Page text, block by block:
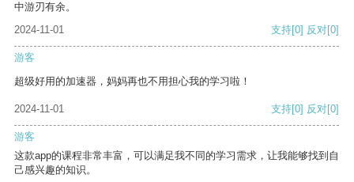
中游刃有余。
2024-11-01
支持[0] 反对[0]
游客
超级好用的加速器，妈妈再也不用担心我的学习啦！
2024-11-01 支持[0] 反对[0]
游客
这款app的课程非常丰富，可以满足我不同的学习需求，让我能够找到自
己感兴趣的知识。